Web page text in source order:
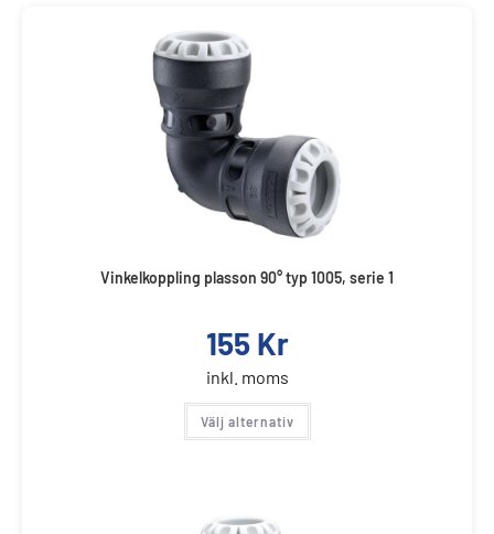
Vinkelkoppling plasson 90° typ 1005, serie 1
155 Kr
inkl. moms
Välj alternativ